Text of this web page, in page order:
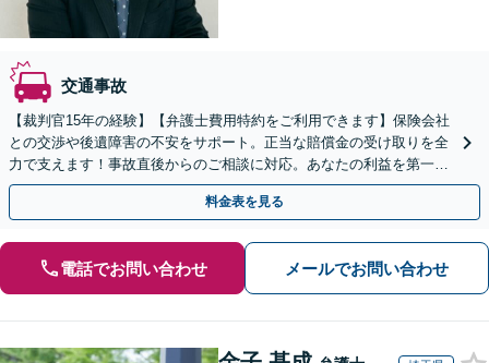
交通事故
【裁判官15年の経験】【弁護士費用特約をご利用できます】保険会社
との交渉や後遺障害の不安をサポート。正当な賠償金の受け取りを全
力で支えます！事故直後からのご相談に対応。あなたの利益を第一に
考え、粘り強く交渉いたします【夜間対応可】
料金表を見る
電話でお問い合わせ メールでお問い合わせ